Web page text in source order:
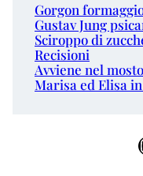
Gorgon
Gustav Jung
Sciroppo di
Recisioni
Avviene nel mosto
Marisa ed Elisa